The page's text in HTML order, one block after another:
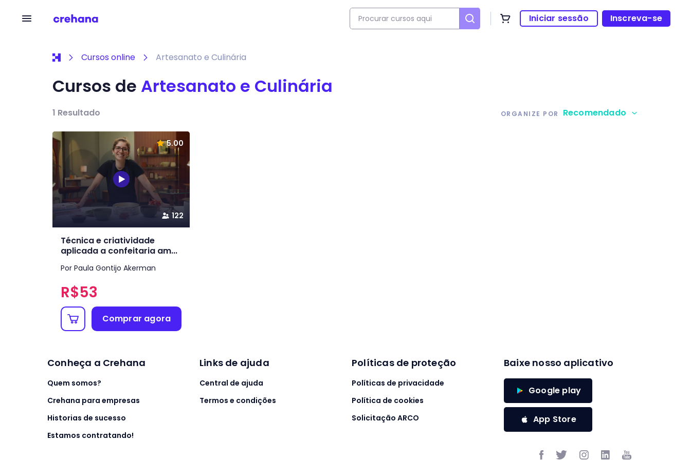
Iniciar sessão Inscreva-se
Cursos online Artesanato e Culinária
Cursos de Artesanato e Culinária
1 Resultado ORGANIZE POR Recomendado
122
5.00
Técnica e criatividade
aplicada a confeitaria am...
Por Paula Gontijo Akerman
R$53
Comprar agora
Conheça a Crehana
Quem somos?
Crehana para empresas
Historias de sucesso
Estamos contratando!
Links de ajuda
Central de ajuda
Termos e condições
Políticas de proteção
Políticas de privacidade
Política de cookies
Solicitação ARCO
Baixe nosso aplicativo
Google play
App Store